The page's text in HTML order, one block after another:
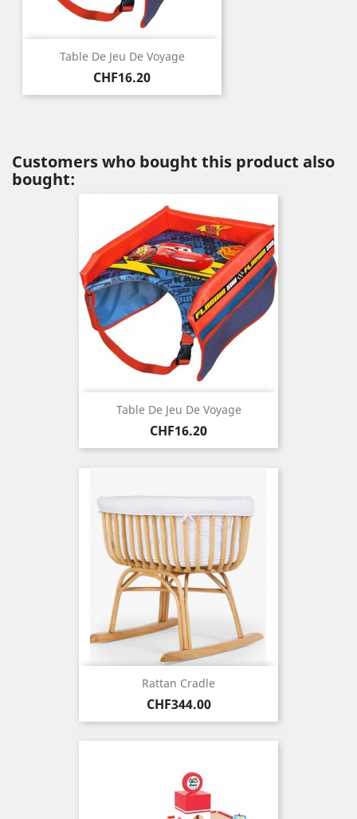
Table De Jeu De Voyage
Price
CHF16.20
Customers who bought this product also
bought:
Table De Jeu De Voyage
Price
CHF16.20
Rattan Cradle
Price
CHF344.00